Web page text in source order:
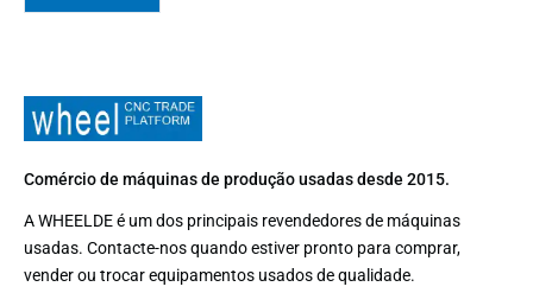
Comércio de máquinas de produção usadas desde 2015.
A WHEELDE é um dos principais revendedores de máquinas
usadas. Contacte-nos quando estiver pronto para comprar,
vender ou trocar equipamentos usados ​​de qualidade.